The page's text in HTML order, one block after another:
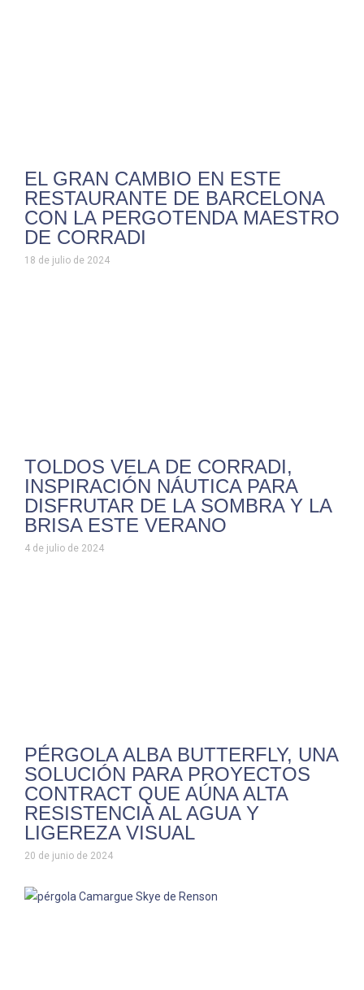
EL GRAN CAMBIO EN ESTE
RESTAURANTE DE BARCELONA
CON LA PERGOTENDA MAESTRO
DE CORRADI
18 de julio de 2024
TOLDOS VELA DE CORRADI,
INSPIRACIÓN NÁUTICA PARA
DISFRUTAR DE LA SOMBRA Y LA
BRISA ESTE VERANO
4 de julio de 2024
PÉRGOLA ALBA BUTTERFLY, UNA
SOLUCIÓN PARA PROYECTOS
CONTRACT QUE AÚNA ALTA
RESISTENCIA AL AGUA Y
LIGEREZA VISUAL
20 de junio de 2024